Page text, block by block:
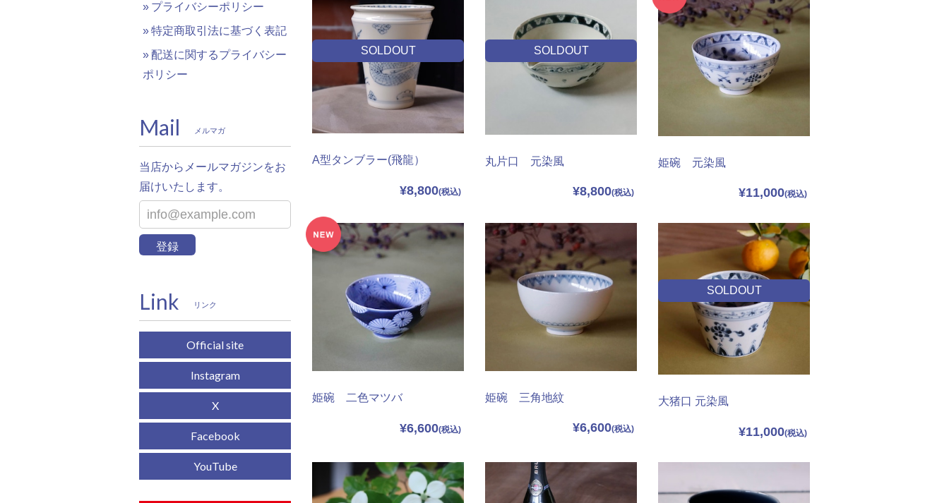
SOLDOUT
A型タンブラー(飛龍）
¥8,800
SOLDOUT
丸片口 元染風
¥8,800
姫碗 元染風
¥11,000
姫碗 二色マツバ
¥6,600
姫碗 三角地紋
¥6,600
SOLDOUT
大猪口 元染風
¥11,000
プライバシーポリシー
特定商取引法に基づく表記
配送に関するプライバシー
ポリシー
Mail メルマガ
当店からメールマガジンをお
届けいたします。
登録
Link リンク
Official site
Instagram
X
Facebook
YouTube